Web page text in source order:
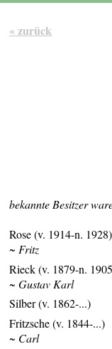
« zurück
bekannte Besitzer
Rose (v. 1914-n. 1928)
~ Fritz
Rieck (v. 1879-n.
~ Gustav Karl
Silber (v. 1862-...)
Fritzsche (v. 1844-...)
~ Carl